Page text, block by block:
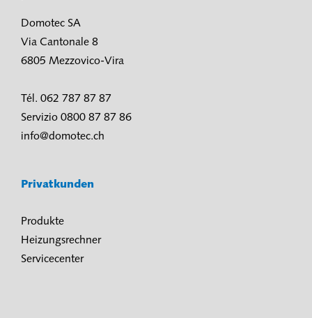
Domotec SA
Via Cantonale 8
6805 Mezzovico-Vira
Tél. 062 787 87 87
Servizio 0800 87 87 86
info@domotec.ch
Privatkunden
Produkte
Heizungsrechner
Servicecenter